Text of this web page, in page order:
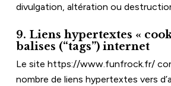
divulgation, altération ou
9. Liens hypertextes «
balises (“tags”) internet
Le site https://www.funfrock.fr/
nombre de liens hypertextes vers